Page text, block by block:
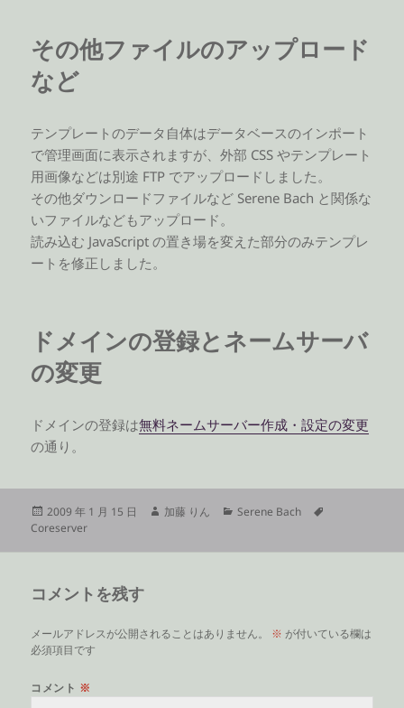
その他ファイルのアップロード
など
テンプレートのデータ自体はデータベースのインポート
で管理画面に表示されますが、外部 CSS やテンプレート
用画像などは別途 FTP でアップロードしました。
その他ダウンロードファイルなど Serene Bach と関係な
いファイルなどもアップロード。
読み込む JavaScript の置き場を変えた部分のみテンプレ
ートを修正しました。
ドメインの登録とネームサーバ
の変更
ドメインの登録は無料ネームサーバー作成・設定の変更
の通り。
投
稿
2009 年 1 月 15 日
作
加藤 りん
カ
Serene Bach
Coreserver
コメントを残す
メールアドレスが公開されることはありません。 ※ が付いている欄は
必須項目です
コメント ※